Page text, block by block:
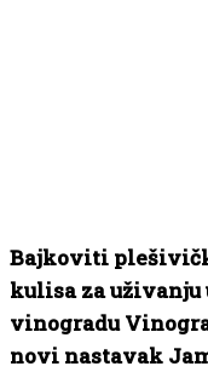
Bajkoviti
kulisa za uživanju
vinogradu
novi nastavak